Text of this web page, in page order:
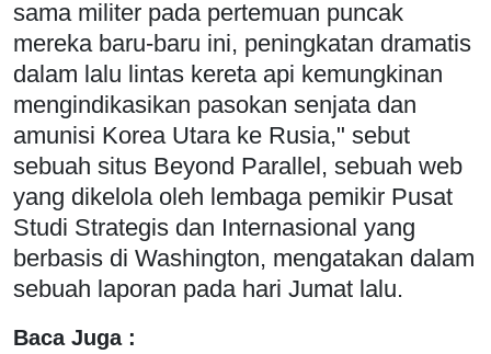
sama militer pada pertemuan puncak
mereka baru-baru ini, peningkatan dramatis
dalam lalu lintas kereta api kemungkinan
mengindikasikan pasokan senjata dan
amunisi Korea Utara ke Rusia," sebut
sebuah situs Beyond Parallel, sebuah web
yang dikelola oleh lembaga pemikir Pusat
Studi Strategis dan Internasional yang
berbasis di Washington, mengatakan dalam
sebuah laporan pada hari Jumat lalu.
Baca Juga :